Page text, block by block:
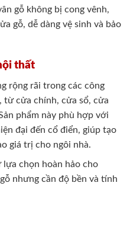
gỗ không bị cong vênh,
gỗ, dễ dàng vệ sinh và bảo
thất
rộng rãi trong các công
từ cửa chính, cửa sổ, cửa
phẩm này phù hợp với
đại đến cổ điển, giúp tạo
giá trị cho ngôi nhà.
lựa chọn hoàn hảo cho
nhưng cần độ bền và tính